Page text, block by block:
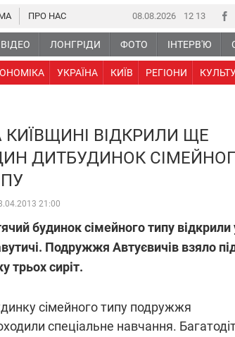
08.08.2026 12:13
ВІДЕО ЛОНГРІДИ ФОТО ІНТЕРВ'Ю
УКРАЇНА КИЇВ РЕГІОНИ
ПРО НАС
КИЇВЩИНІ ВІДКРИЛИ ЩЕ
ДИТБУДИНОК
21:00
будинок сімейного типу відкрили
Подружжя Автуєвичів взяло
трьох сиріт.
сімейного типу подружжя
спеціальне навчання.